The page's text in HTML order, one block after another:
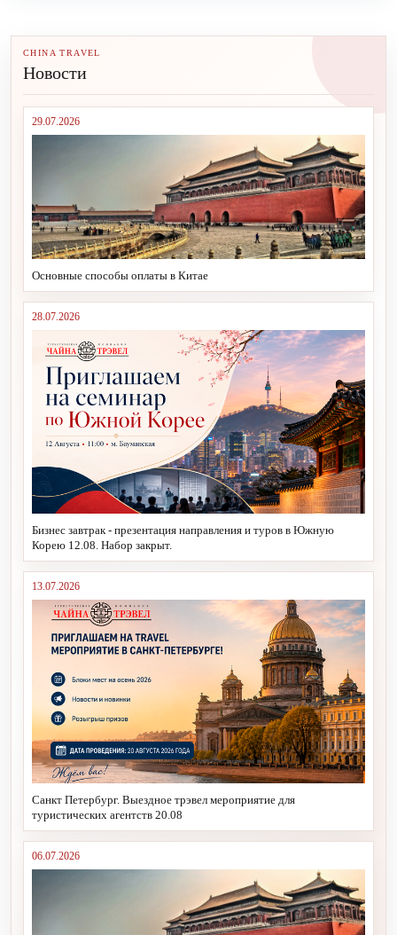
CHINA TRAVEL
Новости
29.07.2026
Основные способы оплаты в Китае
28.07.2026
Бизнес завтрак - презентация направления и туров в Южную
Корею 12.08. Набор закрыт.
13.07.2026
Санкт Петербург. Выездное трэвел мероприятие для
туристических агентств 20.08
06.07.2026